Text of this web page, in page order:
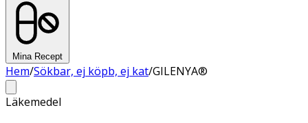
Mina Recept
Hem/Sökbar, ej köpb, ej kat/GILENYA®
Läkemedel